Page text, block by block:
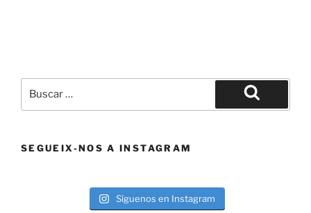
por:
Buscar
SEGUEIX-NOS A INSTAGRAM
Síguenos en Instagram